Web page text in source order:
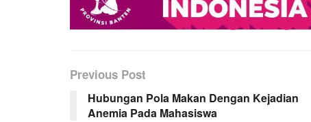
Previous Post
Hubungan Pola Makan Dengan Kejadian
Anemia Pada Mahasiswa